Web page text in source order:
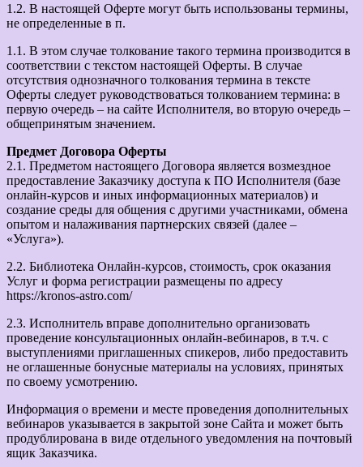
1.2. В настоящей Оферте могут быть использованы термины,
не определенные в п.
1.1. В этом случае толкование такого термина производится в
соответствии с текстом настоящей Оферты. В случае
отсутствия однозначного толкования термина в тексте
Оферты следует руководствоваться толкованием термина: в
первую очередь – на сайте Исполнителя, во вторую очередь –
общепринятым значением.
Предмет Договора Оферты
2.1. Предметом настоящего Договора является возмездное
предоставление Заказчику доступа к ПО Исполнителя (базе
онлайн-курсов и иных информационных материалов) и
создание среды для общения с другими участниками, обмена
опытом и налаживания партнерских связей (далее –
«Услуга»).
2.2. Библиотека Онлайн-курсов, стоимость, срок оказания
Услуг и форма регистрации размещены по адресу
https://kronos-astro.com/
2.3. Исполнитель вправе дополнительно организовать
проведение консультационных онлайн-вебинаров, в т.ч. с
выступлениями приглашенных спикеров, либо предоставить
не оглашенные бонусные материалы на условиях, принятых
по своему усмотрению.
Информация о времени и месте проведения дополнительных
вебинаров указывается в закрытой зоне Сайта и может быть
продублирована в виде отдельного уведомления на почтовый
ящик Заказчика.